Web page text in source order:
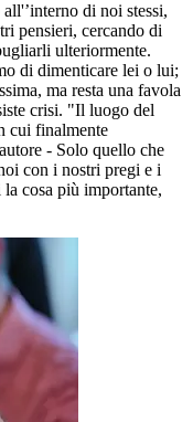
di noi stessi,
pensieri, cercando di
ulteriormente.
di dimenticare lei o lui;
ma resta una favola
crisi. "Il luogo del
cui finalmente
- Solo quello che
con i nostri pregi e i
cosa più importante,